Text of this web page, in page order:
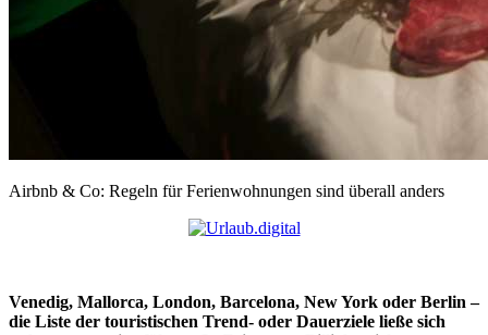
Airbnb & Co: Regeln für Ferienwohnungen sind überall anders
Venedig, Mallorca, London, Barcelona, New York oder Berlin –
die Liste der touristischen Trend- oder Dauerziele ließe sich